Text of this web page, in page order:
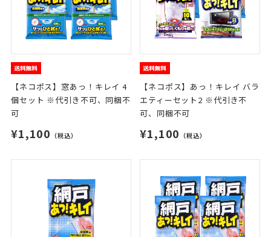
【ネコポス】窓あっ！キレイ 4
個セット ※代引き不可、同梱不
可
¥1,100 （税込）
【ネコポス】あっ！キレイ バラ
エティーセット2 ※代引き不
可、同梱不可
¥1,100 （税込）